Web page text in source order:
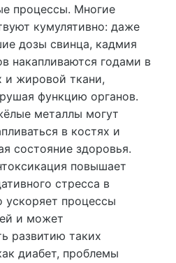
процессы. Многие
кумулятивно: даже
дозы свинца, кадмия
накапливаются годами в
и жировой ткани,
функцию органов.
металлы могут
в костях и
состояние здоровья.
повышает
стресса в
ускоряет процессы
и может
развитию таких
диабет, проблемы